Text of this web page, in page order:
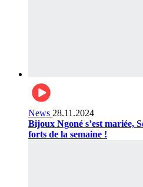
News 28.11.2024
Bijoux Ngoné s’est mariée,
forts de la semaine !